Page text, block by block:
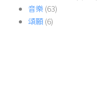
音樂 (63)
頌願(6)